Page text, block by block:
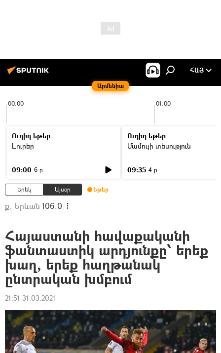
Արմենիա
ՀԱՅ
00:00 01:00
Ուղիղ եթեր
Լուրեր
09:00 6 ր
Ուղիղ եթեր
Մամուլի տեսություն
09:35 4 ր
Երեկ Այսօր Եթեր
ք. Երևան 106.0
Հայաստանի հավաքականի
ֆանտաստիկ արդյունքը՝ երեք
խաղ, երեք հաղթանակ
ընտրական խմբում
21:51 31.03.2021